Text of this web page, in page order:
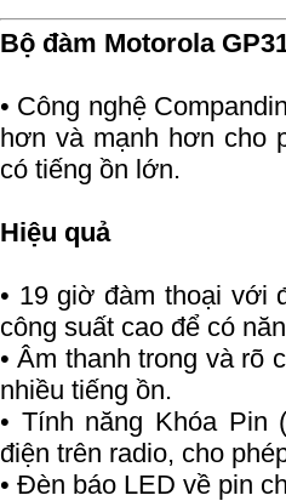
Bộ đàm Motorola
• Công nghệ
hơn và mạnh hơn cho
có tiếng ồn lớn.
Hiệu quả
• 19 giờ đàm thoại với
công suất cao để có
• Âm thanh trong và rõ
nhiều tiếng ồn.
• Tính năng Khóa Pin
điện trên radio, cho
• Đèn báo LED về pin